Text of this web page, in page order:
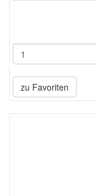
zu Favoriten